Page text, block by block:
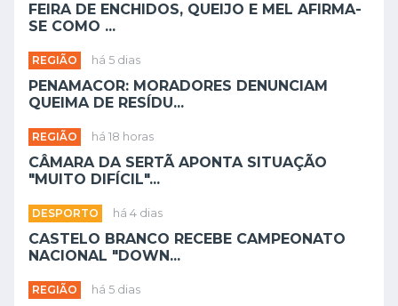
FEIRA DE ENCHIDOS, QUEIJO E MEL AFIRMA-
SE COMO ...
REGIÃO há 5 dias
PENAMACOR: MORADORES DENUNCIAM
QUEIMA DE RESÍDU...
REGIÃO há 18 horas
CÂMARA DA SERTÃ APONTA SITUAÇÃO
"MUITO DIFÍCIL"...
DESPORTO há 4 dias
CASTELO BRANCO RECEBE CAMPEONATO
NACIONAL "DOWN...
REGIÃO há 5 dias